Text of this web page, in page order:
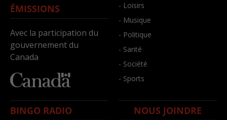
ÉMISSIONS
Avec la participation du
gouvernement du
Canada
- Loisirs
- Musique
- Politique
- Santé
- Société
- Sports
BINGO RADIO NOUS JOINDRE